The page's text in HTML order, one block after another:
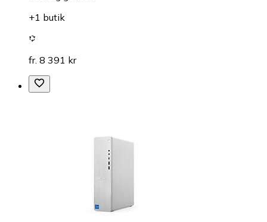
+1 butik
fr. 8 391 kr